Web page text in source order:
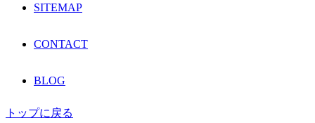
SITEMAP
CONTACT
BLOG
トップに戻る